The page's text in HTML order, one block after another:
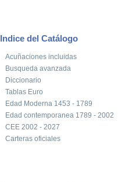
Indice del Catálogo
Acuñaciones incluidas
Busqueda avanzada
Diccionario
Tablas Euro
Edad Moderna 1453 - 1789
Edad contemporanea 1789 - 2002
CEE 2002 - 2027
Carteras oficiales